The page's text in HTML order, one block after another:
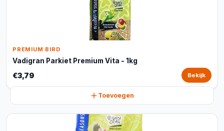
PREMIUM BIRD
Vadigran Parkiet Premium Vita - 1kg
€3,79 Bekijk
Toevoegen